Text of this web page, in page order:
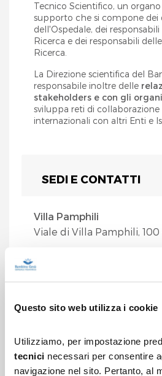
Questo sito web utilizza i cookie
Utilizziamo, per impostazione
tecnici necessari per consentire
navigazione nel sito. Pertanto, al
Tecnico Scientifico, un
supporto che si compone dei
dell'Ospedale, dei responsabili
Ricerca e dei responsabili
Ricerca.
La Direzione scientifica del
responsabile inoltre delle
stakeholders e con gli
sviluppa reti di collaborazione
internazionali con altri Enti e
SEDI E CONTATTI
Villa Pamphili
Viale di Villa Pamphili, 100
Che cosa stai cercando?